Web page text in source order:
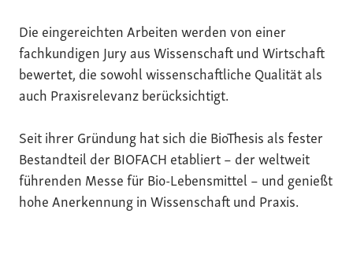
Die eingereichten Arbeiten werden von einer
fachkundigen Jury aus Wissenschaft und Wirtschaft
bewertet, die sowohl wissenschaftliche Qualität als
auch Praxisrelevanz berücksichtigt.
Seit ihrer Gründung hat sich die BioThesis als fester
Bestandteil der BIOFACH etabliert – der weltweit
führenden Messe für Bio-Lebensmittel – und genießt
hohe Anerkennung in Wissenschaft und Praxis.